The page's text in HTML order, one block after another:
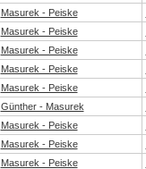
Masurek - Peiske
Masurek - Peiske
Masurek - Peiske
Masurek - Peiske
Masurek - Peiske
Günther - Masurek
Masurek - Peiske
Masurek - Peiske
Masurek - Peiske